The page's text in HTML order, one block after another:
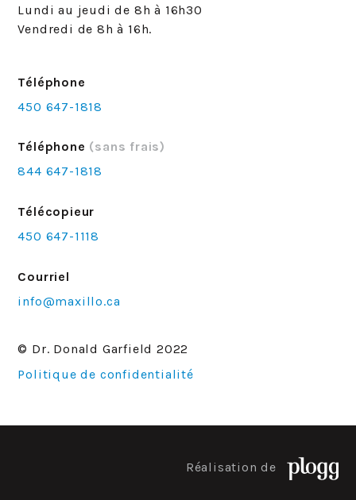
Lundi au jeudi de 8h à 16h30
Vendredi de 8h à 16h.
Téléphone
450 647-1818
Téléphone (sans frais)
844 647-1818
Télécopieur
450 647-1118
Courriel
info@maxillo.ca
© Dr. Donald Garfield 2022
Politique de confidentialité
Réalisation de